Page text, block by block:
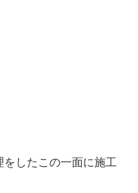
したこの一面に施工